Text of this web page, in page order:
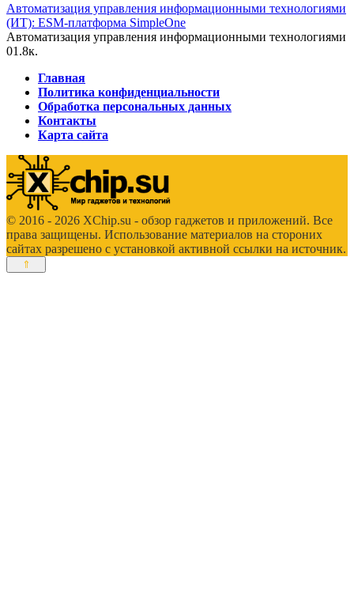
Автоматизация управления информационными технологиями
(ИТ): ESM-платформа SimpleOne
Автоматизация управления информационными технологиями
01.8к.
Главная
Политика конфиденциальности
Обработка персональных данных
Контакты
Карта сайта
© 2016 - 2026 XChip.su - обзор гаджетов и приложений. Все
права защищены. Использование материалов на стороних
сайтах разрешено с установкой активной ссылки на источник.